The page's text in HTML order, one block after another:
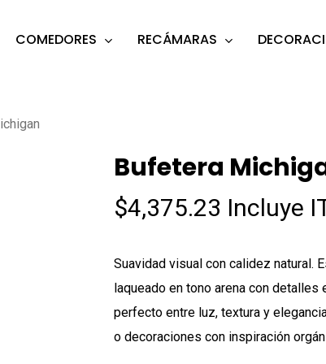
COMEDORES RECÁMARAS
Bufetera
$4,375.23 Incluye
Suavidad visual con calidez natural.
laqueado en tono arena con detalles
perfecto entre luz, textura y
o decoraciones con inspiración